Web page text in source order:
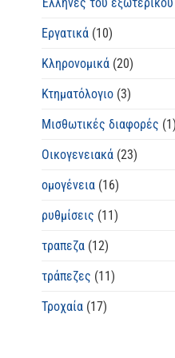
Εργατικά (10)
Κληρονομικά (20)
Κτηματόλογιο (3)
Μισθωτικές διαφορές (1)
Οικογενειακά (23)
ομογένεια (16)
ρυθμίσεις (11)
τραπεζα (12)
τράπεζες (11)
Τροχαία (17)